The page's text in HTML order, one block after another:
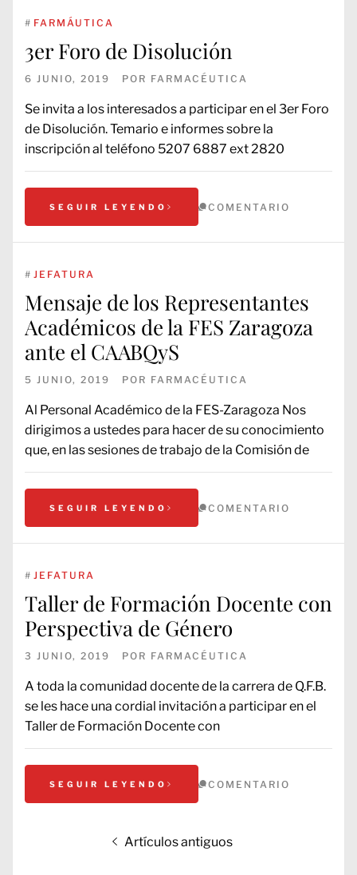
# FARMÁUTICA
3er Foro de Disolución
6 JUNIO, 2019 POR FARMACÉUTICA
Se invita a los interesados a participar en el 3er Foro
de Disolución. Temario e informes sobre la
inscripción al teléfono 5207 6887 ext 2820
SEGUIR LEYENDO COMENTARIO
# JEFATURA
Mensaje de los Representantes
Académicos de la FES Zaragoza
ante el CAABQyS
5 JUNIO, 2019 POR FARMACÉUTICA
Al Personal Académico de la FES-Zaragoza Nos
dirigimos a ustedes para hacer de su conocimiento
que, en las sesiones de trabajo de la Comisión de
SEGUIR LEYENDO COMENTARIO
# JEFATURA
Taller de Formación Docente con
Perspectiva de Género
3 JUNIO, 2019 POR FARMACÉUTICA
A toda la comunidad docente de la carrera de Q.F.B.
se les hace una cordial invitación a participar en el
Taller de Formación Docente con
SEGUIR LEYENDO COMENTARIO
Artículos antiguos